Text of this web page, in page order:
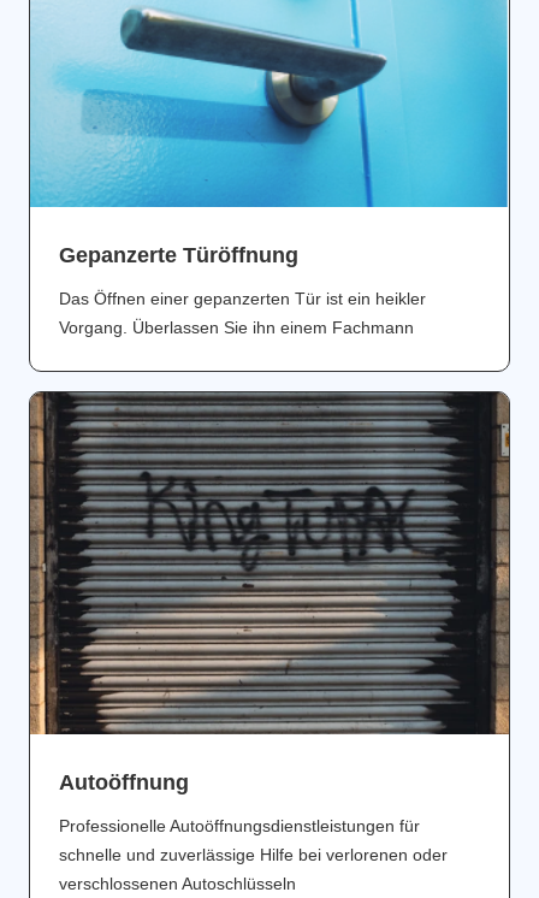
Gepanzerte Türöffnung
Das Öffnen einer gepanzerten Tür ist ein heikler
Vorgang. Überlassen Sie ihn einem Fachmann
Аutoöffnung
Professionelle Autoöffnungsdienstleistungen für
schnelle und zuverlässige Hilfe bei verlorenen oder
verschlossenen Autoschlüsseln